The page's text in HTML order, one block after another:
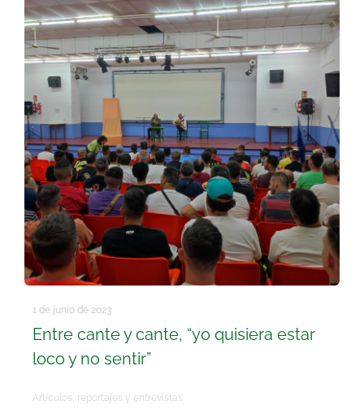
Buscar:
1 de junio de 2023
Entre cante y cante, “yo quisiera estar
loco y no sentir”
Artículos, reportajes y entrevistas